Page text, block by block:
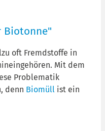
Biotonne"
oft Fremdstoffe in
Mit dem
Problematik
denn Biomüll ist ein